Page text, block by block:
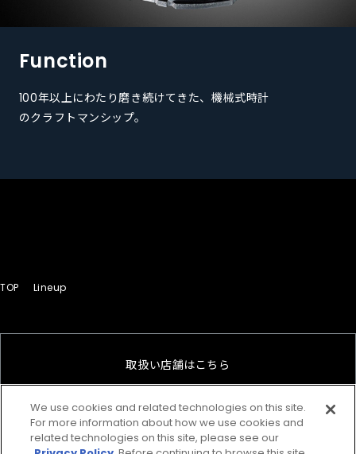
Function
100年以上にわたり磨き続けてきた、 機械式時計
のクラフトマンシップ。
TOP Lineup
取扱い店舗はこちら
オンラインショップはこちら
We use cookies and related technologies on this site.
For more information about how we use cookies and
related technologies on this site, please see our